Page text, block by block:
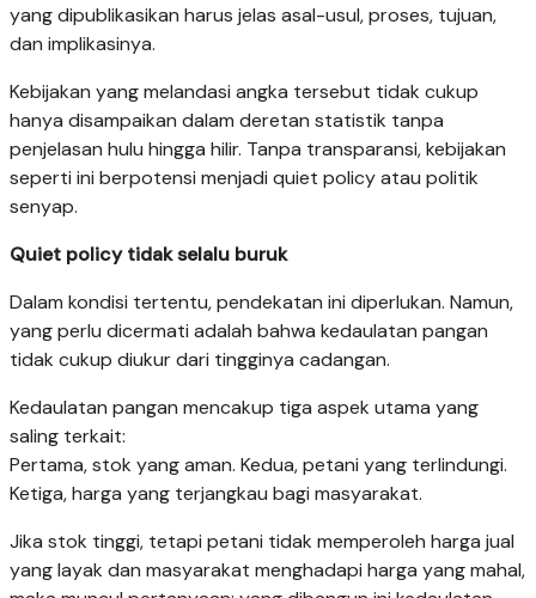
yang dipublikasikan harus jelas asal-usul, proses, tujuan,
dan implikasinya.
Kebijakan yang melandasi angka tersebut tidak cukup
hanya disampaikan dalam deretan statistik tanpa
penjelasan hulu hingga hilir. Tanpa transparansi, kebijakan
seperti ini berpotensi menjadi quiet policy atau politik
senyap.
Quiet policy tidak selalu buruk
Dalam kondisi tertentu, pendekatan ini diperlukan. Namun,
yang perlu dicermati adalah bahwa kedaulatan pangan
tidak cukup diukur dari tingginya cadangan.
Kedaulatan pangan mencakup tiga aspek utama yang
saling terkait:
Pertama, stok yang aman. Kedua, petani yang terlindungi.
Ketiga, harga yang terjangkau bagi masyarakat.
Jika stok tinggi, tetapi petani tidak memperoleh harga jual
yang layak dan masyarakat menghadapi harga yang mahal,